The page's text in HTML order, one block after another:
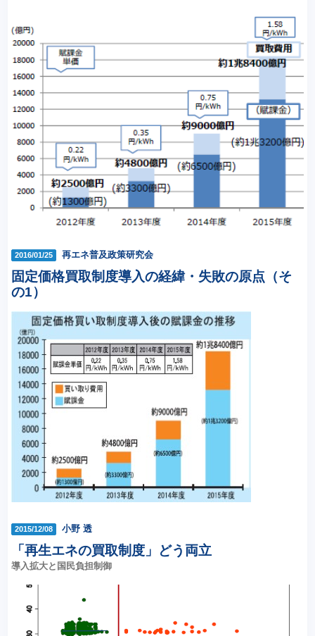
2016/01/25 再エネ普及政策研究会
固定価格買取制度導入の経緯・失敗の原点（そ
の1）
2015/12/08 小野 透
「再生エネの買取制度」どう両立
導入拡大と国民負担制御